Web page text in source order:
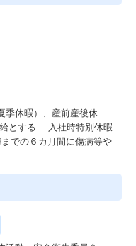
季休暇）、産前産後休
とする 入社時特別休暇
での６カ月間に傷病等や